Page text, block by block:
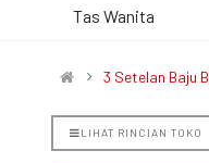
Tas Wanita
3 Setelan Baju
LIHAT RINCIAN TOKO